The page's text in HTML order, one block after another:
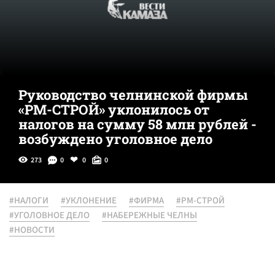
Руководство челнинской фирмы
«РМ-СТРОЙ» уклонилось от
налогов на сумму 58 млн рублей -
возбуждено уголовное дело
273 0 0 0
#НАЛОГИ #УКЛОНЕНИЕ #ФИРМА
#РМ-СТРОЙ
#УГОЛОВНОЕ ДЕЛО
#НАБЕРЕЖНЫЕ ЧЕЛНЫ
#НОВОСТИ